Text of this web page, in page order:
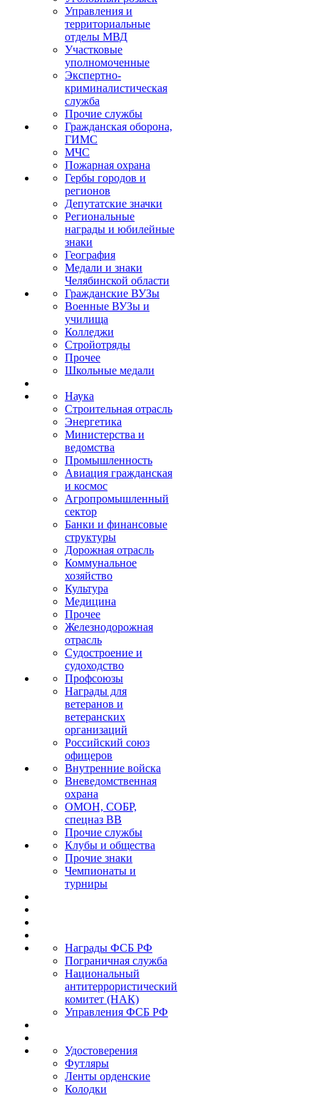
Управления и
территориальные
отделы МВД
Участковые
уполномоченные
Экспертно-
криминалистическая
служба
Прочие службы
Гражданская оборона,
ГИМС
МЧС
Пожарная охрана
Гербы городов и
регионов
Депутатские значки
Региональные
награды и юбилейные
знаки
География
Медали и знаки
Челябинской области
Гражданские ВУЗы
Военные ВУЗы и
училища
Колледжи
Стройотряды
Прочее
Школьные медали
Наука
Строительная отрасль
Энергетика
Министерства и
ведомства
Промышленность
Авиация гражданская
и космос
Агропромышленный
сектор
Банки и финансовые
структуры
Дорожная отрасль
Коммунальное
хозяйство
Культура
Медицина
Прочее
Железнодорожная
отрасль
Судостроение и
судоходство
Профсоюзы
Награды для
ветеранов и
ветеранских
организаций
Российский союз
офицеров
Внутренние войска
Вневедомственная
охрана
ОМОН, СОБР,
спецназ ВВ
Прочие службы
Клубы и общества
Прочие знаки
Чемпионаты и
турниры
Награды ФСБ РФ
Пограничная служба
Национальный
антитеррористический
комитет (НАК)
Управления ФСБ РФ
Удостоверения
Футляры
Ленты орденские
Колодки